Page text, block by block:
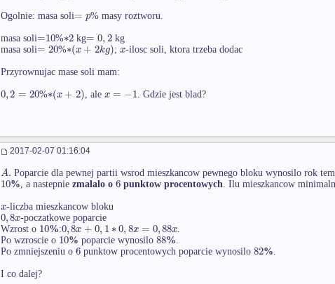
Ogolnie: masa soli= p% masy roztworu.
masa soli=10%∗2 kg= 0,2 kg
masa soli= 20%∗(x+ 2kg);x-ilosc soli, ktora trzeba dodac
Przyrownujac mase soli mam:
0,2 = 20%∗(x+ 2), alex = −1. Gdzie jest blad?
2017-02-07 01:16:04
A. Poparcie dla pewnej partii wsrod mieszkancow pewnego bloku wynosilo rok
10%, a nastepnie zmalalo o 6 punktow procentowych. Ilu mieszkancow
x-liczba mieszkancow bloku
0,8x-poczatkowe poparcie
Wzrost o 10%:0,8x+0, 1∗0,8x = 0,88x.
Po wzroscie o 10% poparcie wynosilo 88%.
Po zmniejszeniu o 6 punktow procentowych poparcie wynosilo 82%.
I co dalej?